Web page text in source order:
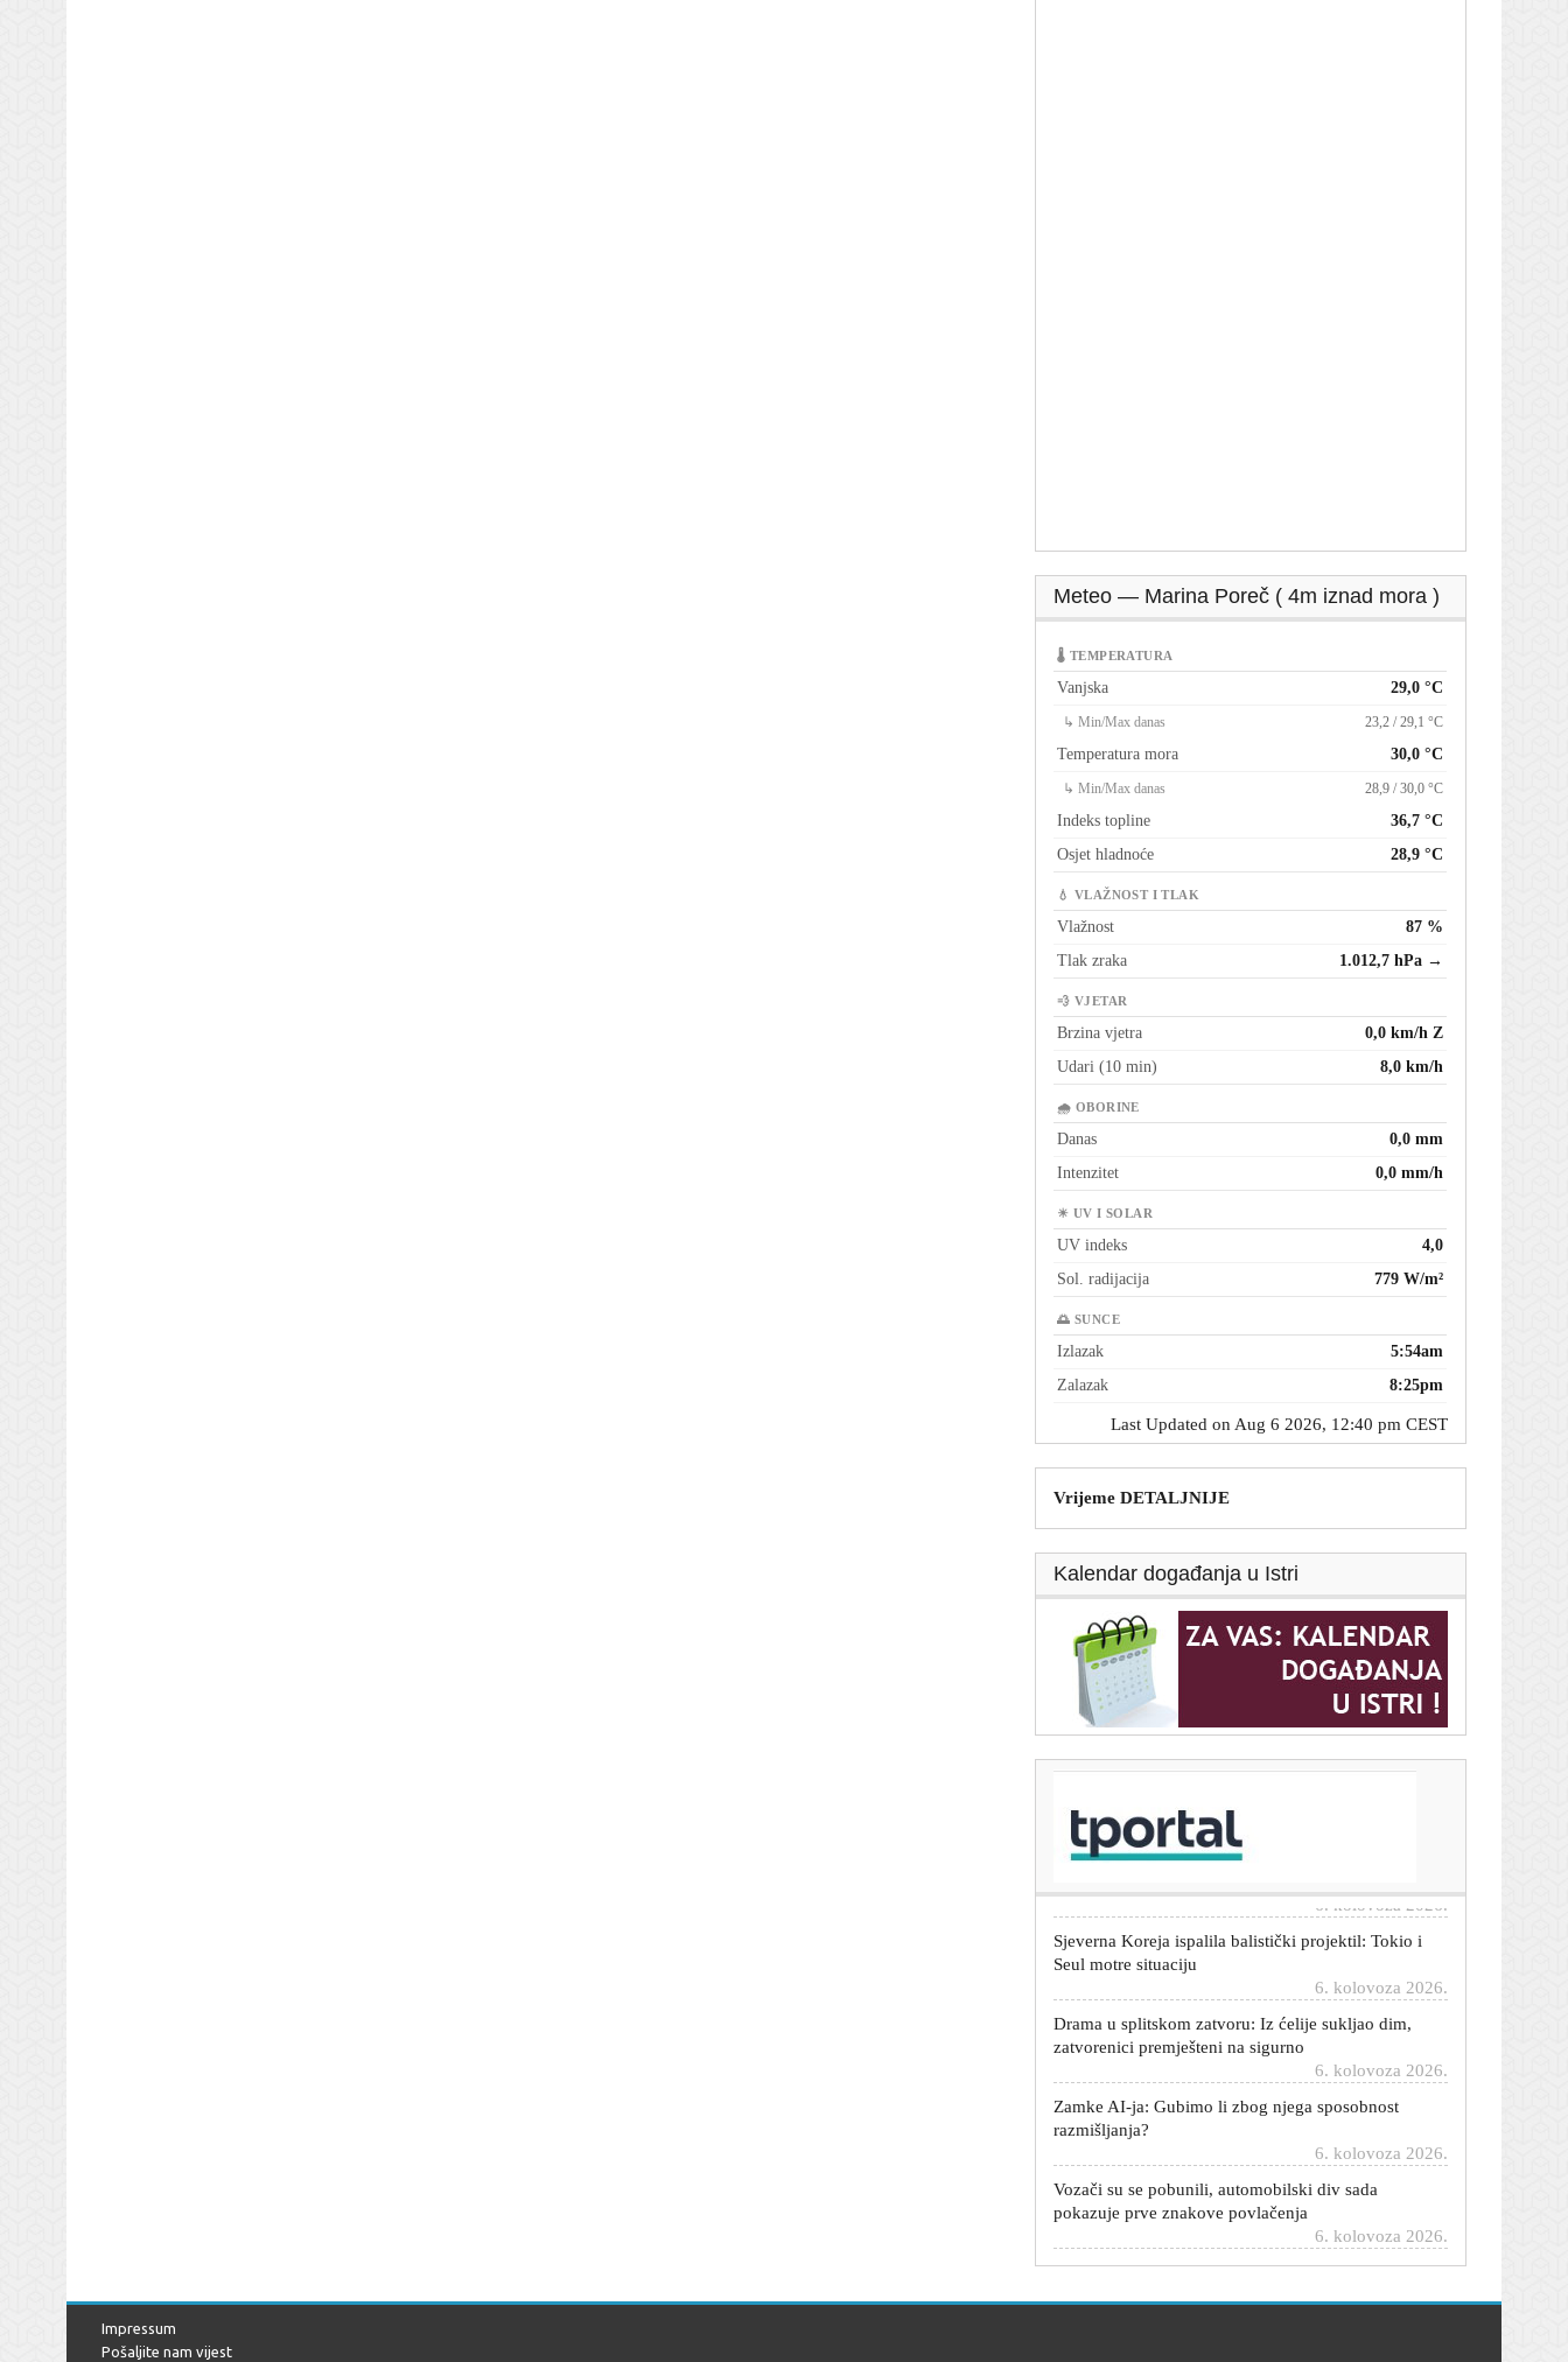
Meteo — Marina Poreč ( 4m iznad mora )
🌡 TEMPERATURA
Vanjska 29,0 °C
↳ Min/Max danas 23,2 / 29,1 °C
Temperatura mora 30,0 °C
↳ Min/Max danas 28,9 / 30,0 °C
Indeks topline
36,7 °C
Osjet hladnoće
28,9 °C
💧 VLAŽNOST I TLAK
Vlažnost
87 %
Tlak zraka
1.012,7 hPa →
💨 VJETAR
Brzina vjetra
0,0 km/h Z
Udari (10 min)
8,0 km/h
🌧 OBORINE
Danas
0,0 mm
Intenzitet
0,0 mm/h
☀ UV I SOLAR
UV indeks
4,0
Sol. radijacija
779 W/m²
🌅 SUNCE
Izlazak
5:54am
Zalazak
8:25pm
Last Updated on Aug 6 2026, 12:40 pm CEST
Vrijeme DETALJNIJE
Kalendar događanja u Istri
Potpisan ugovor: Split dobiva novi Centar za starije
osobe
Sjeverna Koreja ispalila balistički projektil: Tokio i
Seul motre situaciju
Drama u splitskom zatvoru: Iz ćelije sukljao dim,
zatvorenici premješteni na sigurno
Zamke AI-ja: Gubimo li zbog njega sposobnost
razmišljanja?
Vozači su se pobunili, automobilski div sada
pokazuje prve znakove povlačenja
Top 10 filmova i serija na Netflixu koje Hrvati ovih
dana najviše gledaju
Impressum
Pošaljite nam vijest